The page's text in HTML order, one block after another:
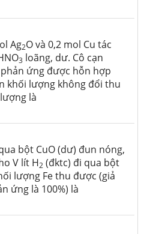
Ag2O và 0,2 mol Cu tác
3 loãng, dư. Cô cạn
ứng được hỗn hợp
khối lượng không đổi thu
là
bột CuO (dư) đun nóng,
V lít H2 (đktc) đi qua bột
lượng Fe thu được (giả
ứng là 100%) là